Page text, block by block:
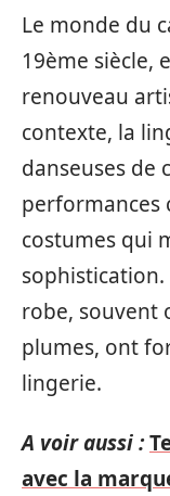
Le monde du
19ème siècle,
renouveau
contexte, la
danseuses de
performances
costumes qui
robe, souvent
plumes, ont
lingerie.
A voir aussi :
avec la